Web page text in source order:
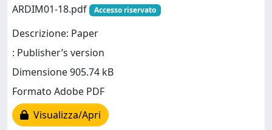
ARDIM01-18.pdf
Accesso riservato
Descrizione: Paper
: Publisher’s version
Dimensione 905.74 kB
Formato Adobe PDF
Visualizza/Apri